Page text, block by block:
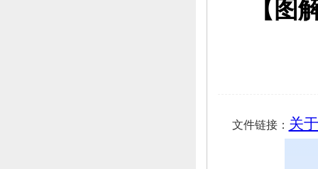
【图
文件链接： 关